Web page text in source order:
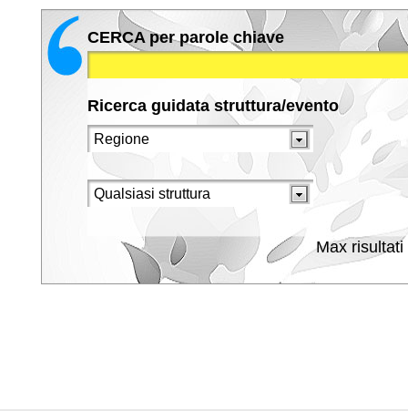
CERCA per parole chiave
Ricerca guidata struttura/evento
Max risultati